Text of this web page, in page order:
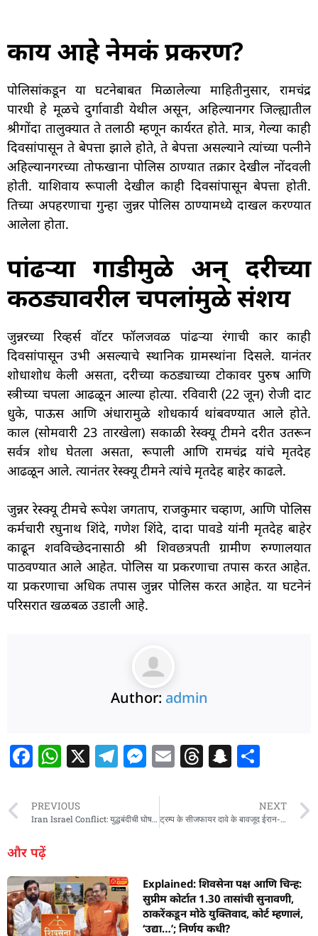
काय आहे नेमकं प्रकरण?
पोलिसांकडून या घटनेबाबत मिळालेल्या माहितीनुसार, रामचंद्र
पारधी हे मूळचे दुर्गावाडी येथील असून, अहिल्यानगर जिल्ह्यातील
श्रीगोंदा तालुक्यात ते तलाठी म्हणून कार्यरत होते. मात्र, गेल्या काही
दिवसांपासून ते बेपत्ता झाले होते, ते बेपत्ता असल्याने त्यांच्या पत्नीने
अहिल्यानगरच्या तोफखाना पोलिस ठाण्यात तक्रार देखील नोंदवली
होती. याशिवाय रूपाली देखील काही दिवसांपासून बेपत्ता होती.
तिच्या अपहरणाचा गुन्हा जुन्नर पोलिस ठाण्यामध्ये दाखल करण्यात
आलेला होता.
पांढऱ्या गाडीमुळे अन् दरीच्या
कठड्यावरील चपलांमुळे संशय
जुन्नरच्या रिव्हर्स वॉटर फॉलजवळ पांढऱ्या रंगाची कार काही
दिवसांपासून उभी असल्याचे स्थानिक ग्रामस्थांना दिसले. यानंतर
शोधाशोध केली असता, दरीच्या कठड्याच्या टोकावर पुरुष आणि
स्त्रीच्या चपला आढळून आल्या होत्या. रविवारी (22 जून) रोजी दाट
धुके, पाऊस आणि अंधारामुळे शोधकार्य थांबवण्यात आले होते.
काल (सोमवारी 23 तारखेला) सकाळी रेस्क्यू टीमने दरीत उतरून
सर्वत्र शोध घेतला असता, रूपाली आणि रामचंद्र यांचे मृतदेह
आढळून आले. त्यानंतर रेस्क्यू टीमने त्यांचे मृतदेह बाहेर काढले.
जुन्नर रेस्क्यू टीमचे रूपेश जगताप, राजकुमार चव्हाण, आणि पोलिस
कर्मचारी रघुनाथ शिंदे, गणेश शिंदे, दादा पावडे यांनी मृतदेह बाहेर
काढून शवविच्छेदनासाठी श्री शिवछत्रपती ग्रामीण रुग्णालयात
पाठवण्यात आले आहेत. पोलिस या प्रकरणाचा तपास करत आहेत.
या प्रकरणाचा अधिक तपास जुन्नर पोलिस करत आहेत. या घटनेनं
परिसरात खळबळ उडाली आहे.
Author: admin
F
c
e
b
o
o
k
W
at
s
p
p
X T
g
m
M
ss
e
er
E
l
T
a
s
S
p
at
ar
e
PREVIOUS
Iran Israel Conflict: युद्धबंदीची घोषणा झाल्यानंतरही इराणचा इस्त्रायलवर मिसाईल हल्ला; 6 जण ठार, पुन्हा युद्ध भडकणार?
NEXT
ट्रम्प के सीजफायर दावे के बावजूद ईरान-इजराइल में तनाव चरम पर
और पढ़ें
Explained: शिवसेना पक्ष आणि चिन्ह:
सुप्रीम कोर्टात 1.30 तासांची सुनावणी,
ठाकरेंकडून मोठे युक्तिवाद, कोर्ट म्हणालं,
‘उद्या…’; निर्णय कधी?